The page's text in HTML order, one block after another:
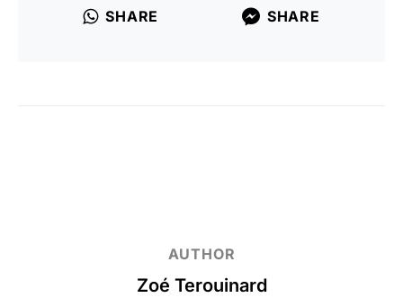
SHARE SHARE
AUTHOR
Zoé Terouinard